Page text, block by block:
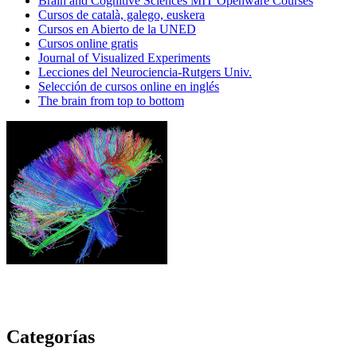
Cursos de català, galego, euskera
Cursos en Abierto de la UNED
Cursos online gratis
Journal of Visualized Experiments
Lecciones del Neurociencia-Rutgers Univ.
Selección de cursos online en inglés
The brain from top to bottom
Categorías